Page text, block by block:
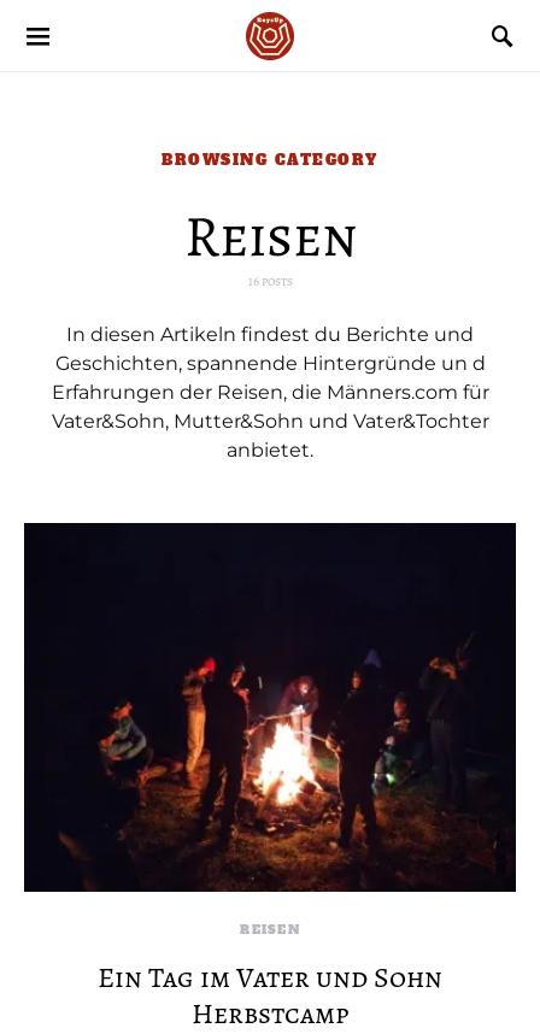
BROWSING CATEGORY
Reisen
16 posts
In diesen Artikeln findest du Berichte und
Geschichten, spannende Hintergründe un d
Erfahrungen der Reisen, die Männers.com für
Vater&Sohn, Mutter&Sohn und Vater&Tochter
anbietet.
REISEN
Ein Tag im Vater und Sohn
Herbstcamp